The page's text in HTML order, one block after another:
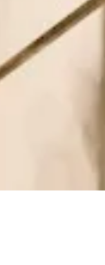
竹久夢二。 この作品
な。 仕事は完了。 計
た。 明日、すべての
作業に４、５時間く
ら一つ原稿に目を通し
遂。...